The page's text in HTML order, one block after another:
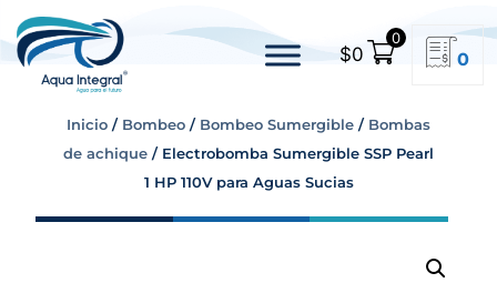
$0
0
0
Inicio / Bombeo / Bombeo Sumergible / Bombas
de achique / Electrobomba Sumergible SSP Pearl
1 HP 110V para Aguas Sucias